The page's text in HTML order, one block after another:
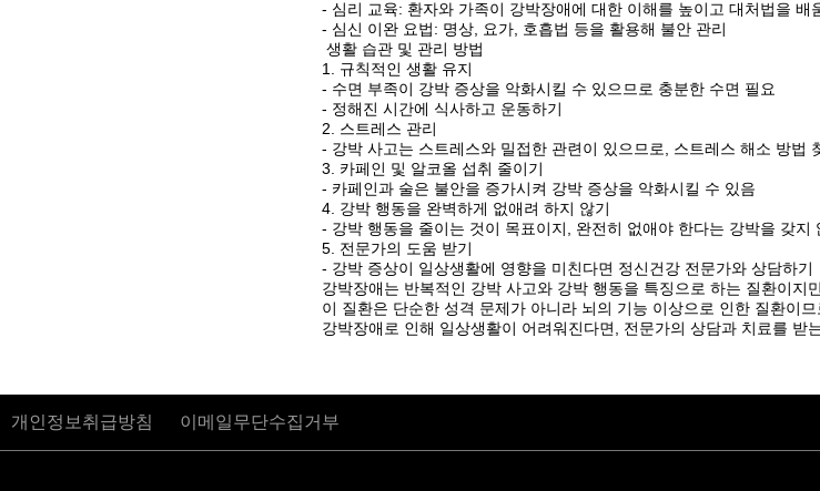
- 심리 교육: 환자와 가족이 강박장애에 대한 이해를 높이고 대처법을 배
- 심신 이완 요법: 명상, 요가, 호흡법 등을 활용해 불안 관리
생활 습관 및 관리 방법
1. 규칙적인 생활 유지
- 수면 부족이 강박 증상을 악화시킬 수 있으므로 충분한 수면 필요
- 정해진 시간에 식사하고 운동하기
2. 스트레스 관리
- 강박 사고는 스트레스와 밀접한 관련이 있으므로, 스트레스 해소 방법
3. 카페인 및 알코올 섭취 줄이기
- 카페인과 술은 불안을 증가시켜 강박 증상을 악화시킬 수 있음
4. 강박 행동을 완벽하게 없애려 하지 않기
- 강박 행동을 줄이는 것이 목표이지, 완전히 없애야 한다는 강박을 갖지
5. 전문가의 도움 받기
- 강박 증상이 일상생활에 영향을 미친다면 정신건강 전문가와 상담하기
강박장애는 반복적인 강박 사고와 강박 행동을 특징으로 하는 질환이지
이 질환은 단순한 성격 문제가 아니라 뇌의 기능 이상으로 인한 질환이
강박장애로 인해 일상생활이 어려워진다면, 전문가의 상담과 치료를 받
개인정보취급방침 이메일무단수집거부